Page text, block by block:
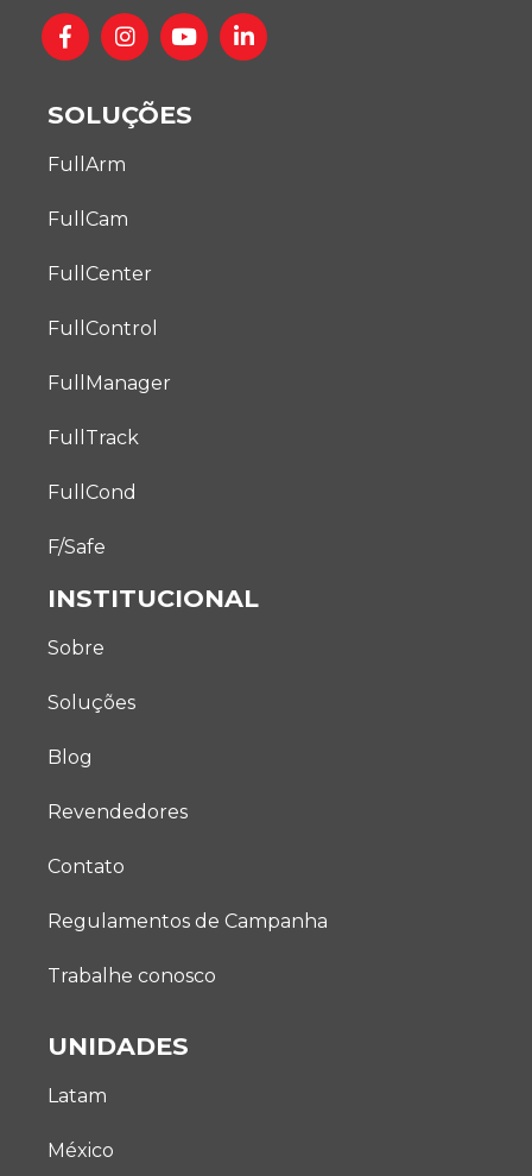
SOLUÇÕES
FullArm
FullCam
FullCenter
FullControl
FullManager
FullTrack
FullCond
F/Safe
INSTITUCIONAL
Sobre
Soluções
Blog
Revendedores
Contato
Regulamentos de Campanha
Trabalhe conosco
UNIDADES
Latam
México